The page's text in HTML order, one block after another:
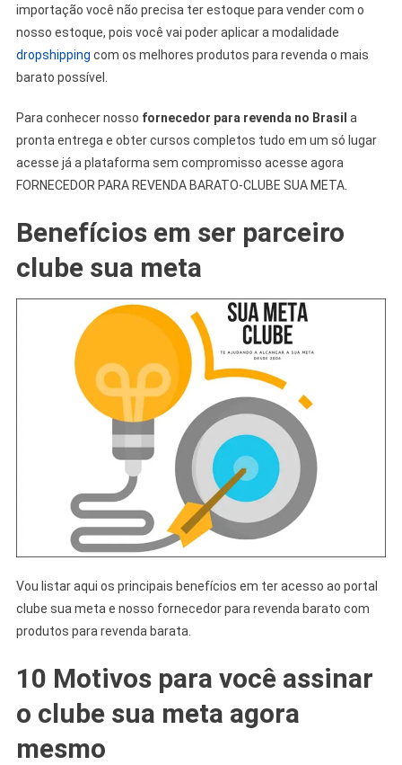
importação você não precisa ter estoque para vender com o
nosso estoque, pois você vai poder aplicar a modalidade
dropshipping com os melhores produtos para revenda o mais
barato possível.
Para conhecer nosso fornecedor para revenda no Brasil a
pronta entrega e obter cursos completos tudo em um só lugar
acesse já a plataforma sem compromisso acesse agora
FORNECEDOR PARA REVENDA BARATO-CLUBE SUA META.
Benefícios em ser parceiro
clube sua meta
Vou listar aqui os principais benefícios em ter acesso ao portal
clube sua meta e nosso fornecedor para revenda barato com
produtos para revenda barata.
10 Motivos para você assinar
o clube sua meta agora
mesmo